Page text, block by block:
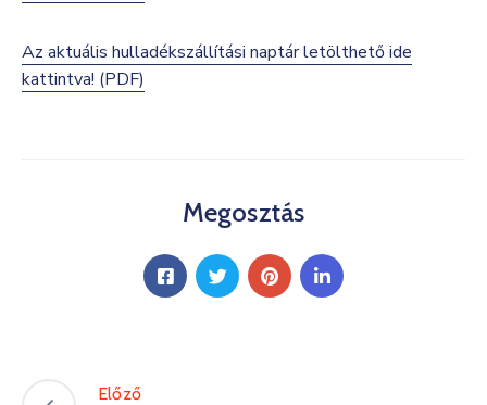
Az aktuális hulladékszállítási naptár letölthető ide
kattintva! (PDF)
Megosztás
Előző